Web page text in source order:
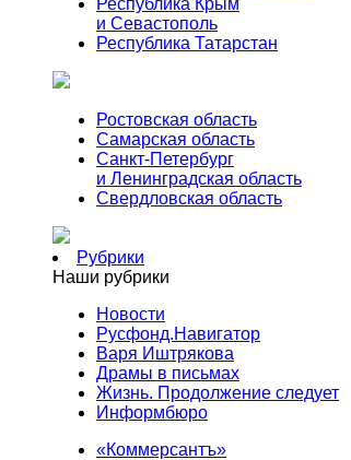
Республика Крым
и Севастополь
Республика Татарстан
Ростовская область
Самарская область
Санкт-Петербург
и Ленинградская область
Свердловская область
Рубрики
Наши рубрики
Новости
Русфонд.Навигатор
Варя Иштрякова
Драмы в письмах
Жизнь. Продолжение следует
Информбюро
«Коммерсантъ»